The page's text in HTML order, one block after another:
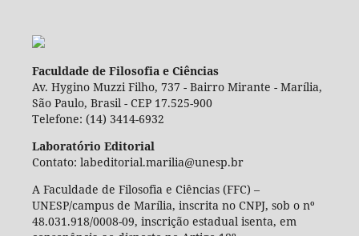
Faculdade de Filosofia e Ciências
Av. Hygino Muzzi Filho, 737 - Bairro Mirante - Marília,
São Paulo, Brasil - CEP 17.525-900
Telefone: (14) 3414-6932
Laboratório Editorial
Contato: labeditorial.marilia@unesp.br
A Faculdade de Filosofia e Ciências (FFC) –
UNESP/campus de Marília, inscrita no CNPJ, sob o nº
48.031.918/0008-09, inscrição estadual isenta, em